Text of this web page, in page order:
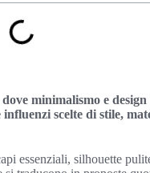
minimalismo e
scelte di stile,
essenziali, silhouette